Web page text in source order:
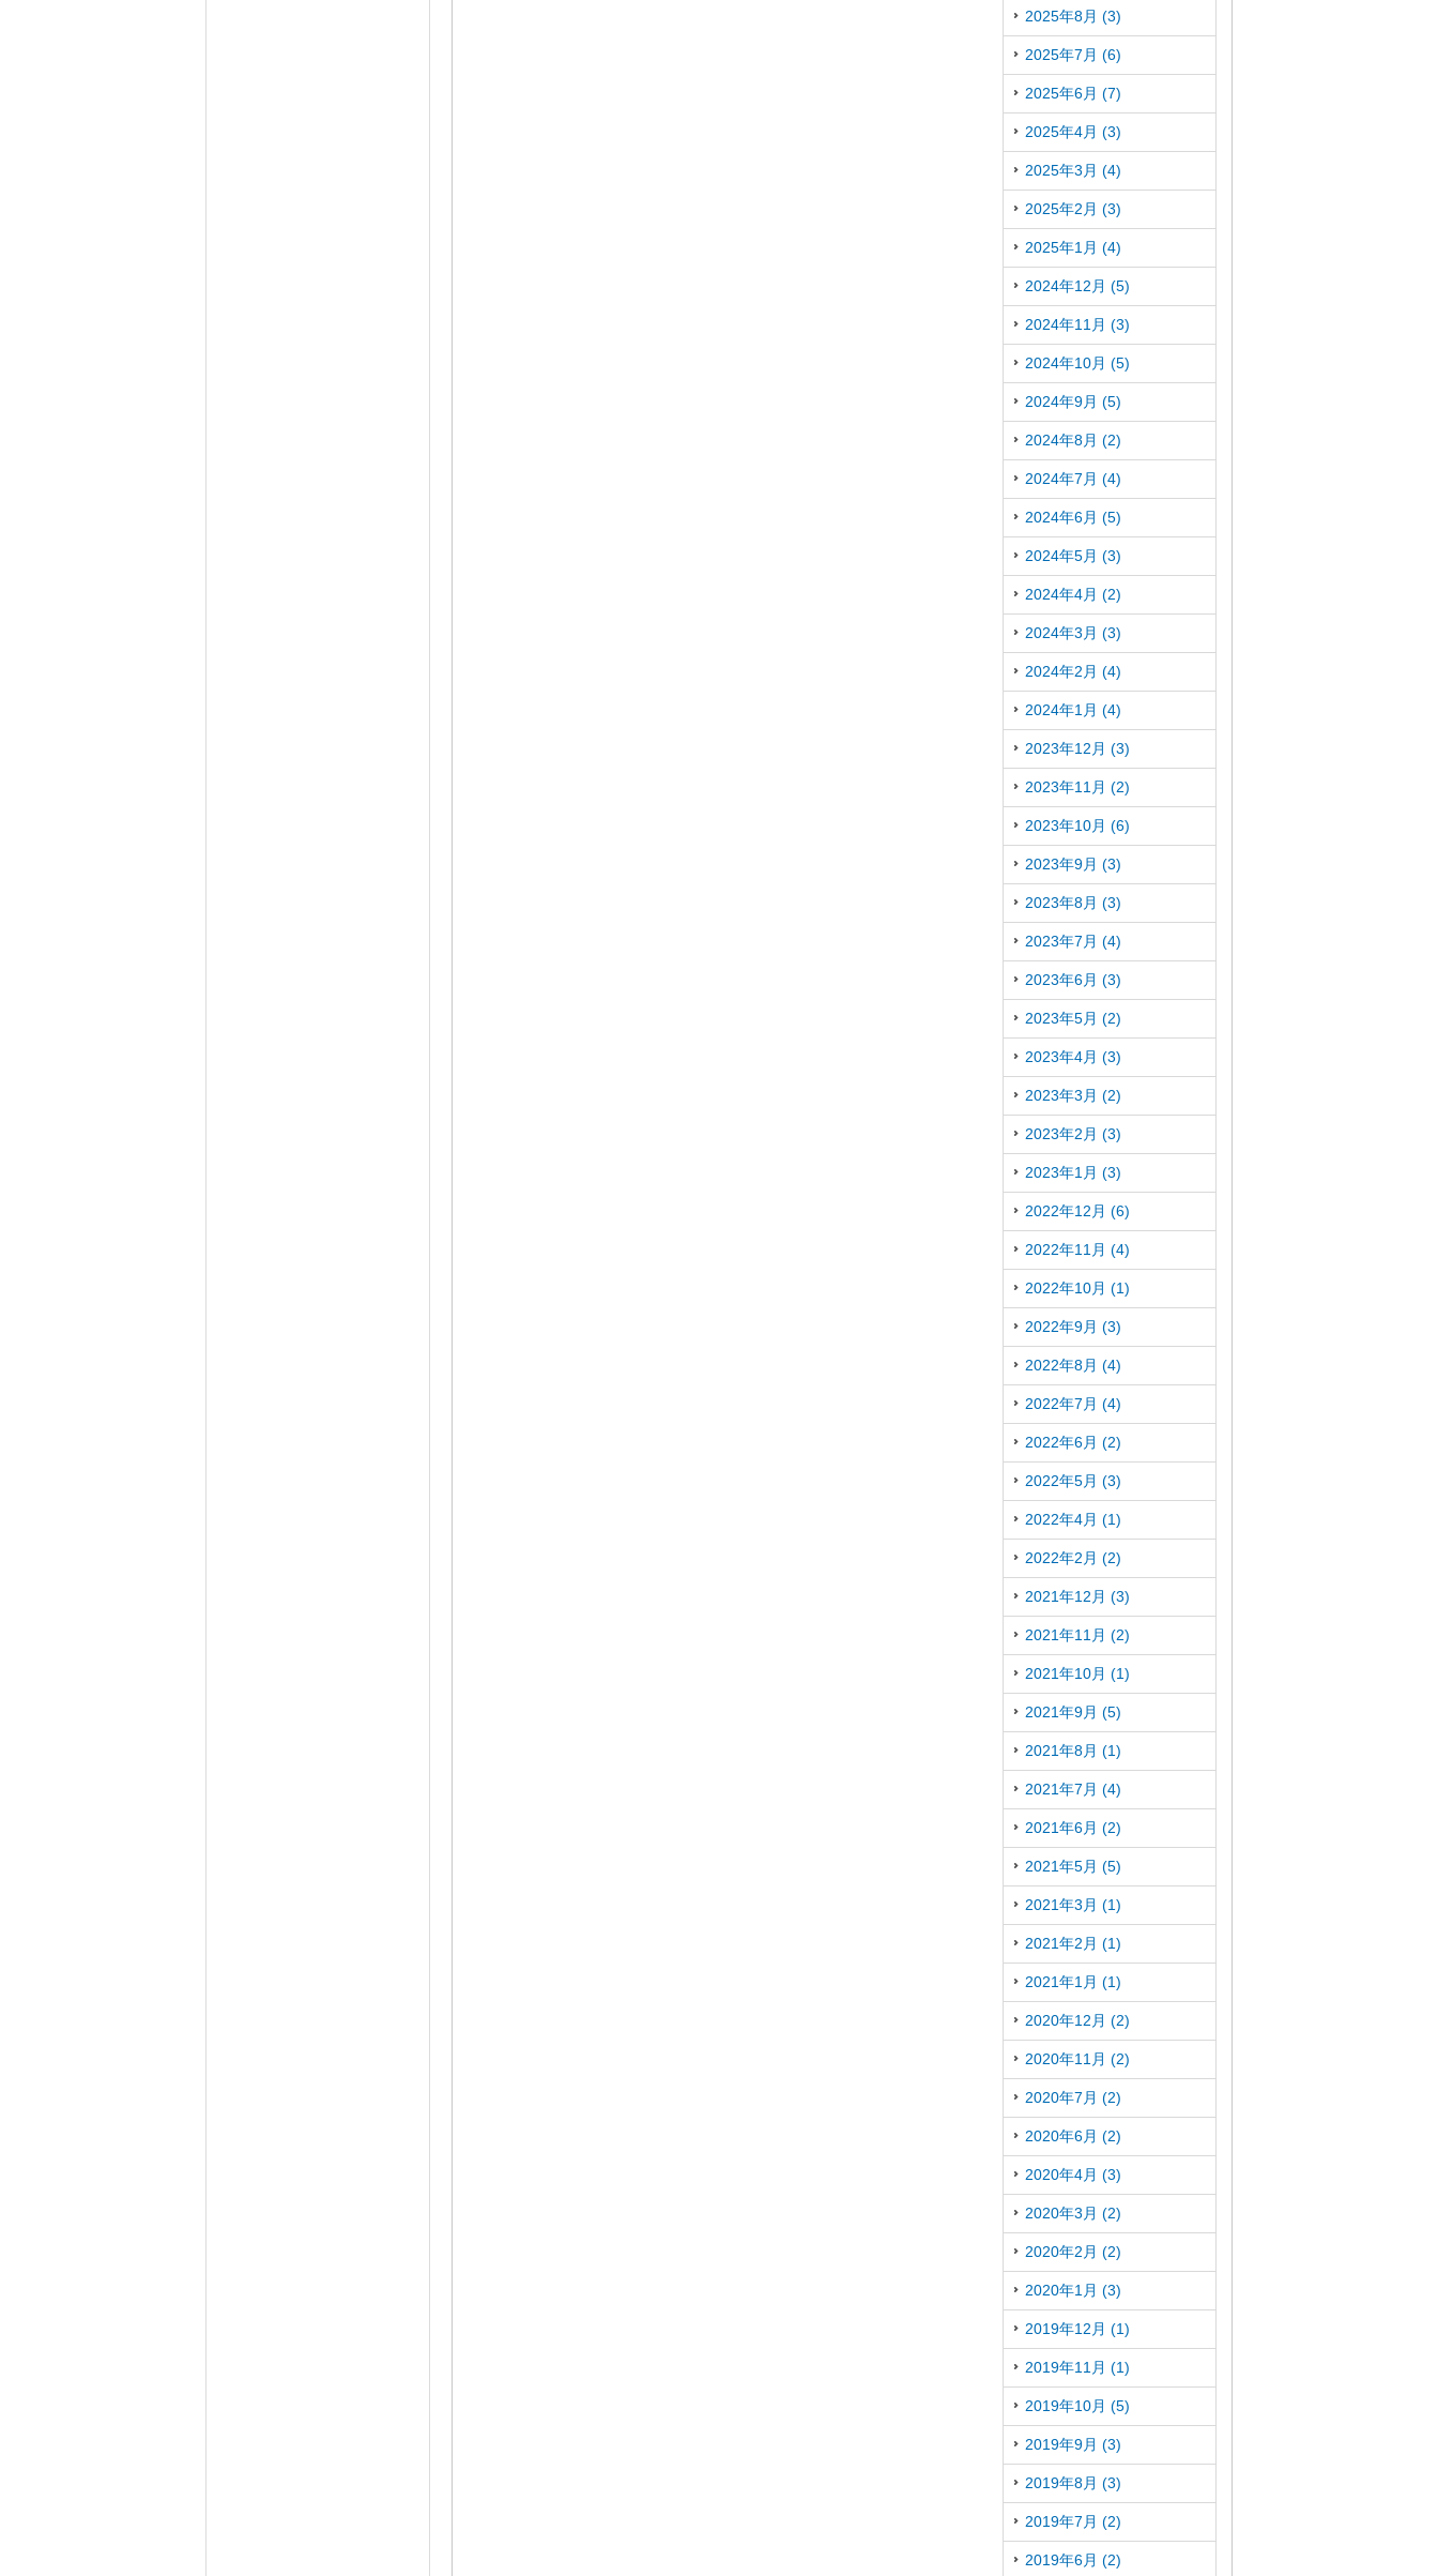
2025年8月 (3)
2025年7月 (6)
2025年6月 (7)
2025年4月 (3)
2025年3月 (4)
2025年2月 (3)
2025年1月 (4)
2024年12月 (5)
2024年11月 (3)
2024年10月 (5)
2024年9月 (5)
2024年8月 (2)
2024年7月 (4)
2024年6月 (5)
2024年5月 (3)
2024年4月 (2)
2024年3月 (3)
2024年2月 (4)
2024年1月 (4)
2023年12月 (3)
2023年11月 (2)
2023年10月 (6)
2023年9月 (3)
2023年8月 (3)
2023年7月 (4)
2023年6月 (3)
2023年5月 (2)
2023年4月 (3)
2023年3月 (2)
2023年2月 (3)
2023年1月 (3)
2022年12月 (6)
2022年11月 (4)
2022年10月 (1)
2022年9月 (3)
2022年8月 (4)
2022年7月 (4)
2022年6月 (2)
2022年5月 (3)
2022年4月 (1)
2022年2月 (2)
2021年12月 (3)
2021年11月 (2)
2021年10月 (1)
2021年9月 (5)
2021年8月 (1)
2021年7月 (4)
2021年6月 (2)
2021年5月 (5)
2021年3月 (1)
2021年2月 (1)
2021年1月 (1)
2020年12月 (2)
2020年11月 (2)
2020年7月 (2)
2020年6月 (2)
2020年4月 (3)
2020年3月 (2)
2020年2月 (2)
2020年1月 (3)
2019年12月 (1)
2019年11月 (1)
2019年10月 (5)
2019年9月 (3)
2019年8月 (3)
2019年7月 (2)
2019年6月 (2)